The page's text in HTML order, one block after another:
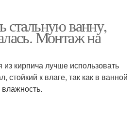
стальную ванну,
Монтаж на
кирпича лучше использовать
к влаге, так как в ванной